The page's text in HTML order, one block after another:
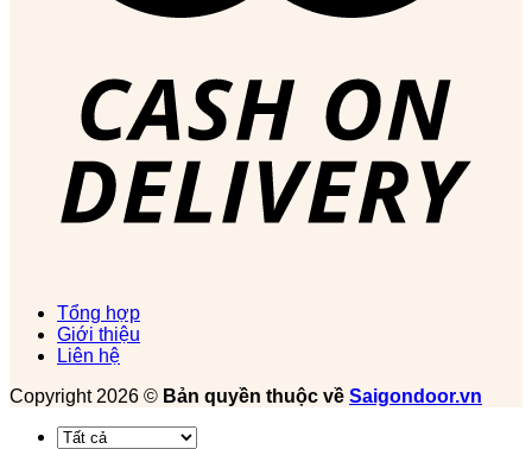
Tổng hợp
Giới thiệu
Liên hệ
Copyright 2026 © Bản quyền thuộc về Saigondoor.vn